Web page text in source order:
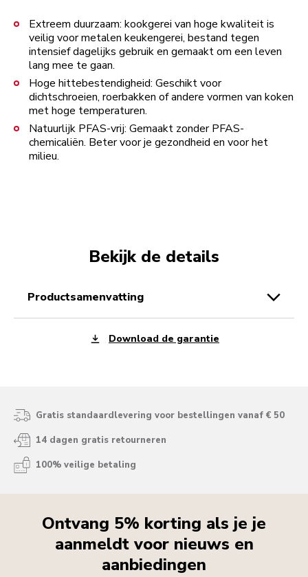
Extreem duurzaam: kookgerei van hoge kwaliteit is
veilig voor metalen keukengerei, bestand tegen
intensief dagelijks gebruik en gemaakt om een leven
lang mee te gaan.
Hoge hittebestendigheid: Geschikt voor
dichtschroeien, roerbakken of andere vormen van koken
met hoge temperaturen.
Natuurlijk PFAS-vrij: Gemaakt zonder PFAS-
chemicaliën. Beter voor je gezondheid en voor het
milieu.
Bekijk de details
productsamenvatting
Download de garantie
Gratis standaardlevering voor bestellingen vanaf € 50
14 dagen gratis retourneren
100% veilige betaling
Ontvang 5% korting als je je
aanmeldt voor nieuws en
aanbiedingen